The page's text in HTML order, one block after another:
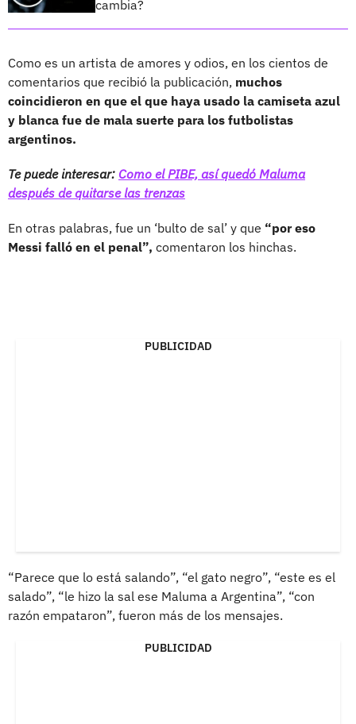
cambia?
Como es un artista de amores y odios, en los cientos de
comentarios que recibió la publicación, muchos
coincidieron en que el que haya usado la camiseta azul
y blanca fue de mala suerte para los futbolistas
argentinos.
Te puede interesar: Como el PIBE, así quedó Maluma
después de quitarse las trenzas
En otras palabras, fue un ‘bulto de sal’ y que “por eso
Messi falló en el penal”, comentaron los hinchas.
PUBLICIDAD
“Parece que lo está salando”, “el gato negro”, “este es el
salado”, “le hizo la sal ese Maluma a Argentina”, “con
razón empataron”, fueron más de los mensajes.
PUBLICIDAD